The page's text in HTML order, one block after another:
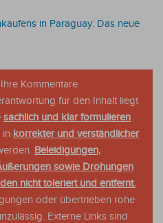
in Paraguay: Das neue
Kommentare
für den Inhalt liegt
sachlich und klar formulieren
in korrekter und verständlicher
Beleidigungen,
sowie Drohungen
nicht toleriert und entfernt.
oder übertrieben rohe
Externe Links sind